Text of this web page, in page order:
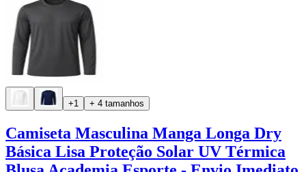
+1 + 4 tamanhos
Camiseta Masculina Manga Longa Dry
Básica Lisa Proteção Solar UV Térmica